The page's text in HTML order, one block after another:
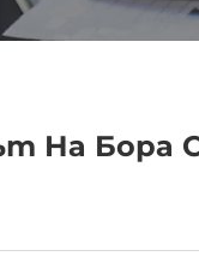
На Бора